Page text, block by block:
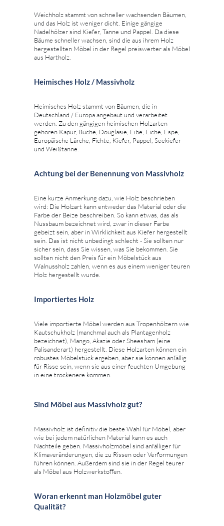
Weichholz stammt von schneller wachsenden Bäumen,
und das Holz ist weniger dicht. Einige gängige
Nadelhölzer sind Kiefer, Tanne und Pappel. Da diese
Bäume schneller wachsen, sind die aus ihrem Holz
hergestellten Möbel in der Regel preiswerter als Möbel
aus Hartholz.
Heimisches Holz / Massivholz
Heimisches Holz stammt von Bäumen, die in
Deutschland / Europa angebaut und verarbeitet
werden. Zu den gängigen heimischen Holzarten
gehören Kapur, Buche, Douglasie, Eibe, Eiche, Espe,
Europäische Lärche, Fichte, Kiefer, Pappel, Seekiefer
und Weißtanne.
Achtung bei der Benennung von Massivholz
Eine kurze Anmerkung dazu, wie Holz beschrieben
wird: Die Holzart kann entweder das Material oder die
Farbe der Beize beschreiben. So kann etwas, das als
Nussbaum bezeichnet wird, zwar in dieser Farbe
gebeizt sein, aber in Wirklichkeit aus Kiefer hergestellt
sein. Das ist nicht unbedingt schlecht - Sie sollten nur
sicher sein, dass Sie wissen, was Sie bekommen. Sie
sollten nicht den Preis für ein Möbelstück aus
Walnussholz zahlen, wenn es aus einem weniger teuren
Holz hergestellt wurde.
Importiertes Holz
Viele importierte Möbel werden aus Tropenhölzern wie
Kautschukholz (manchmal auch als Plantagenholz
bezeichnet), Mango, Akazie oder Sheesham (eine
Palisanderart) hergestellt. Diese Holzarten können ein
robustes Möbelstück ergeben, aber sie können anfällig
für Risse sein, wenn sie aus einer feuchten Umgebung
in eine trockenere kommen.
Sind Möbel aus Massivholz gut?
Massivholz ist definitiv die beste Wahl für Möbel, aber
wie bei jedem natürlichen Material kann es auch
Nachteile geben. Massivholzmöbel sind anfälliger für
Klimaveränderungen, die zu Rissen oder Verformungen
führen können. Außerdem sind sie in der Regel teurer
als Möbel aus Holzwerkstoffen.
Woran erkennt man Holzmöbel guter
Qualität?